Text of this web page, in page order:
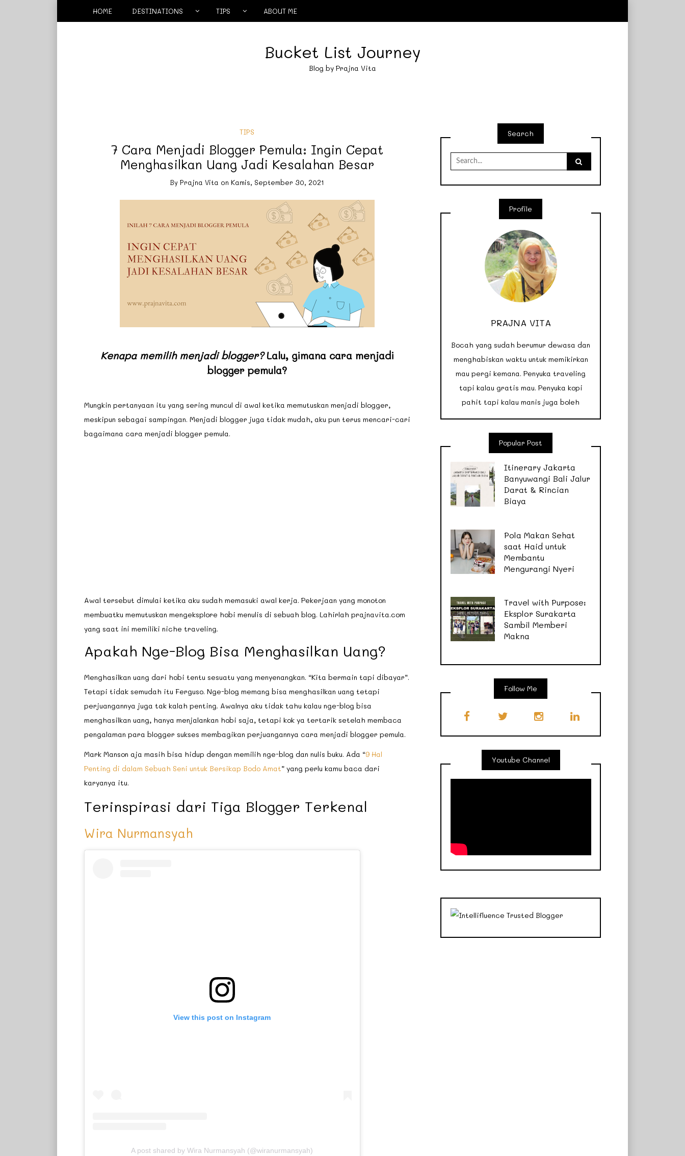
HOME DESTINATIONS TIPS ABOUT ME
Bucket List Journey
Blog by Prajna Vita
TIPS
7 Cara Menjadi Blogger Pemula: Ingin Cepat
Menghasilkan Uang Jadi Kesalahan Besar
By Prajna Vita on Kamis, September 30, 2021
Kenapa memilih menjadi blogger?Lalu, gimana cara menjadi
blogger pemula?
Mungkin pertanyaan itu yang sering muncul di awal ketika memutuskan menjadi blogger,
meskipun sebagai sampingan. Menjadi blogger juga tidak mudah, aku pun terus mencari-cari
bagaimana cara menjadi blogger pemula.
Awal tersebut dimulai ketika aku sudah memasuki awal kerja. Pekerjaan yang monoton
membuatku memutuskan mengeksplore hobi menulis di sebuah blog. Lahirlah prajnavita.com
yang saat ini memiliki niche traveling.
Apakah Nge-Blog Bisa Menghasilkan Uang?
Menghasilkan uang dari hobi tentu sesuatu yang menyenangkan. “Kita bermain tapi dibayar”.
Tetapi tidak semudah itu Ferguso. Nge-blog memang bisa menghasilkan uang tetapi
perjuangannya juga tak kalah penting. Awalnya aku tidak tahu kalau nge-blog bisa
menghasilkan uang, hanya menjalankan hobi saja, tetapi kok ya tertarik setelah membaca
pengalaman para blogger sukses membagikan perjuangannya cara menjadi blogger pemula.
Mark Manson aja masih bisa hidup dengan memilih nge-blog dan nulis buku. Ada “9 Hal
Penting di dalam Sebuah Seni untuk Bersikap Bodo Amat” yang perlu kamu baca dari
karyanya itu.
Terinspirasi dari Tiga Blogger Terkenal
Wira Nurmansyah
View this post on Instagram
A post shared by Wira Nurmansyah (@wiranurmansyah)
Search
Search
for:
Profile
PRAJNA VITA
Bocah yang sudah berumur dewasa dan
menghabiskan waktu untuk memikirkan
mau pergi kemana. Penyuka traveling
tapi kalau gratis mau. Penyuka kopi
pahit tapi kalau manis juga boleh
Popular Post
Itinerary Jakarta
Banyuwangi Bali Jalur
Darat & Rincian
Biaya
Pola Makan Sehat
saat Haid untuk
Membantu
Mengurangi Nyeri
Travel with Purpose:
Eksplor Surakarta
Sambil Memberi
Makna
Follow Me
Youtube Channel